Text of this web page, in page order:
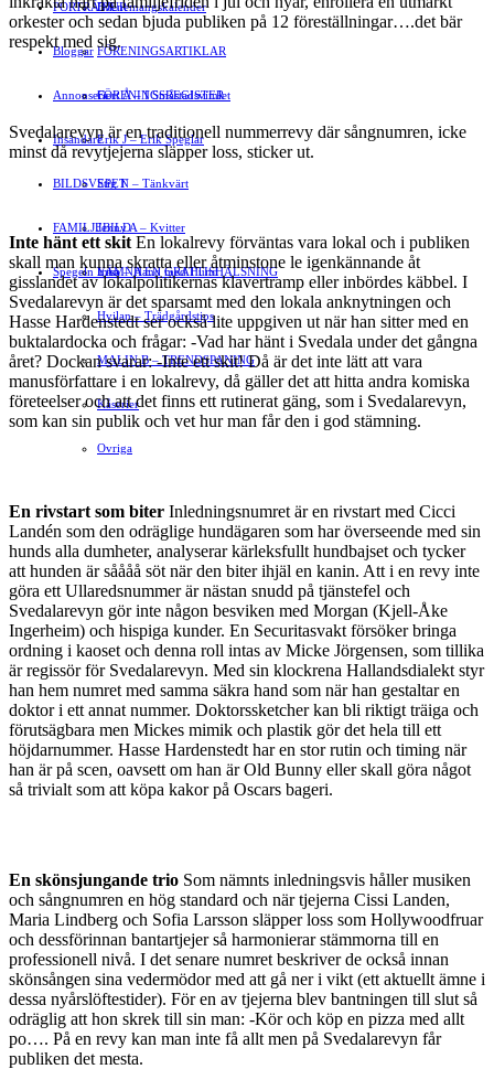
Evenemangskalender
DJUR
FÖRENINGSARTIKLAR
FÖRENINGSREGISTER
PORTRÄTT
Bloggar
Gert Å – I Småstadsvimlet
Erik J – Erik Speglar
Stig N – Tänkvärt
Jenny A – Kvitter
Yrsa – Hand med Hund
Hvilan – Trädgårdstips
MALIN B – TRENDSPANING
Kåserier
Ovriga
Annonsera
Insändare
BILDSVEPET
FAMILJEBILD
LÄMNA EN GRATTISHÄLSNING
Spegeln Info
orkester och sedan bjuda publiken på 12 föreställningar….det bär
respekt med sig.
Svedalarevyn är en traditionell nummerrevy där sångnumren, icke
minst då revytjejerna släpper loss, sticker ut.
Inte hänt ett skit En lokalrevy förväntas vara lokal och i publiken
skall man kunna skratta eller åtminstone le igenkännande åt
gisslandet av lokalpolitikernas klavertramp eller inbördes käbbel. I
Svedalarevyn är det sparsamt med den lokala anknytningen och
Hasse Hardenstedt ser också lite uppgiven ut när han sitter med en
buktalardocka och frågar: -Vad har hänt i Svedala under det gångna
året? Dockan svarar: -Inte ett skit! Då är det inte lätt att vara
manusförfattare i en lokalrevy, då gäller det att hitta andra komiska
företeelser och att det finns ett rutinerat gäng, som i Svedalarevyn,
som kan sin publik och vet hur man får den i god stämning.
En rivstart som biter Inledningsnumret är en rivstart med Cicci
Landén som den odräglige hundägaren som har överseende med sin
hunds alla dumheter, analyserar kärleksfullt hundbajset och tycker
att hunden är såååå söt när den biter ihjäl en kanin. Att i en revy inte
göra ett Ullaredsnummer är nästan snudd på tjänstefel och
Svedalarevyn gör inte någon besviken med Morgan (Kjell-Åke
Ingerheim) och hispiga kunder. En Securitasvakt försöker bringa
ordning i kaoset och denna roll intas av Micke Jörgensen, som tillika
är regissör för Svedalarevyn. Med sin klockrena Hallandsdialekt styr
han hem numret med samma säkra hand som när han gestaltar en
doktor i ett annat nummer. Doktorssketcher kan bli riktigt träiga och
förutsägbara men Mickes mimik och plastik gör det hela till ett
höjdarnummer. Hasse Hardenstedt har en stor rutin och timing när
han är på scen, oavsett om han är Old Bunny eller skall göra något
så trivialt som att köpa kakor på Oscars bageri.
En skönsjungande trio Som nämnts inledningsvis håller musiken
och sångnumren en hög standard och när tjejerna Cissi Landen,
Maria Lindberg och Sofia Larsson släpper loss som Hollywoodfruar
och dessförinnan bantartjejer så harmonierar stämmorna till en
professionell nivå. I det senare numret beskriver de också innan
skönsången sina vedermödor med att gå ner i vikt (ett aktuellt ämne i
dessa nyårslöftestider). För en av tjejerna blev bantningen till slut så
odräglig att hon skrek till sin man: -Kör och köp en pizza med allt
po…. På en revy kan man inte få allt men på Svedalarevyn får
publiken det mesta.